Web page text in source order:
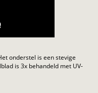
onderstel is een stevige
is 3x behandeld met UV-